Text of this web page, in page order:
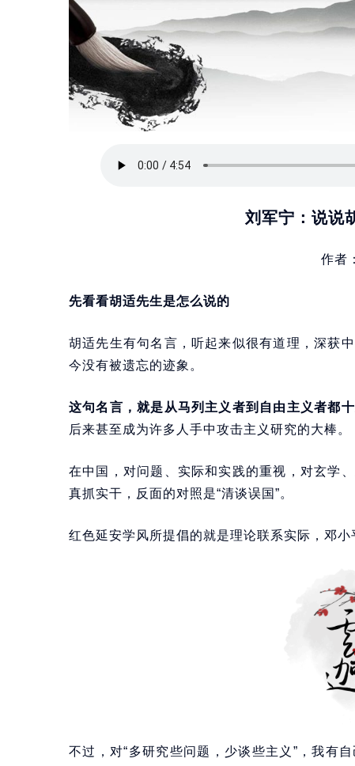
刘军宁：说说
作者
先看看胡适先生是怎么说的
胡适先生有句名言，听起来似很有道理，深获
今没有被遗忘的迹象。
这句名言，就是从马列主义者到自由主义者都
后来甚至成为许多人手中攻击主义研究的大棒。
在中国，对问题、实际和实践的重视，对玄学
真抓实干，反面的对照是“清谈误国”。
红色延安学风所提倡的就是理论联系实际，邓小
不过，对“多研究些问题，少谈些主义”，我有